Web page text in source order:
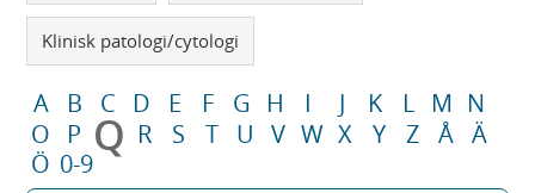
Klinisk patologi/cytologi
A B C D E F G H I J K L M N
O
P Q R S T U V W X Y Z Å Ä
Ö 0-9